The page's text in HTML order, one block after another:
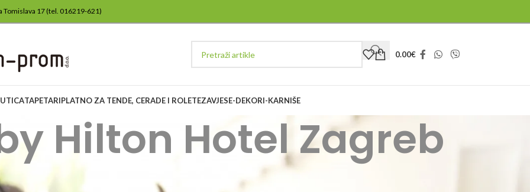
Tomislava 17 (tel. 016219-621)
0.00€
TAPETARIPLATNO ZA TENDE, CERADE I ROLETEZAVJESE-DEKORI-KARNIŠE
Hilton Hotel Zagreb
Hilton Hotel Zagreb.